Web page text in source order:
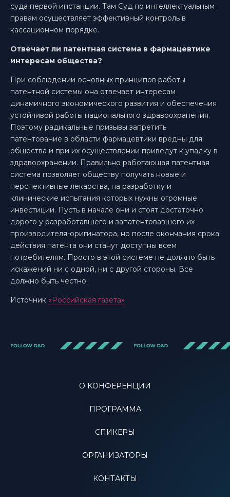
суда первой инстанции. Там Суд по интеллектуальным
правам осуществляет эффективный контроль в
кассационном порядке.
Отвечает ли патентная система в фармацевтике
интересам общества?
При соблюдении основных принципов работы
патентной системы она отвечает интересам
динамичного экономического развития и обеспечения
устойчивой работы национального здравоохранения.
Поэтому радикальные призывы запретить
патентование в области фармацевтики вредны для
общества и при их осуществлении приведут к упадку в
здравоохранении. Правильно работающая патентная
система позволяет обществу получать новые и
перспективные лекарства, на разработку и
клинические испытания которых нужны огромные
инвестиции. Пусть в начале они и стоят достаточно
дорого у разработавшего и запатентовавшего их
производителя-оригинатора, но после окончания срока
действия патента они станут доступны всем
потребителям. Просто в этой системе не должно быть
искажений ни с одной, ни с другой стороны. Все
должно быть честно.
Источник «Российская газета»
О КОНФЕРЕНЦИИ
ПРОГРАММА
СПИКЕРЫ
ОРГАНИЗАТОРЫ
КОНТАКТЫ